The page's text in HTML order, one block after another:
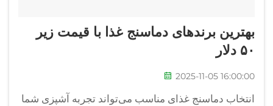
بهترین برندهای دماسنج غذا با قیمت زیر
۵۰ دلار
2025-11-05 16:00:00
انتخاب دماسنج غذای مناسب می‌تواند تجربه آشپزی شما